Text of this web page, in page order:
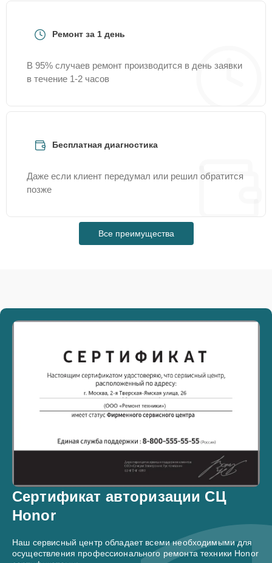
Ремонт за 1 день
В 95% случаев ремонт производится в день заявки
в течение 1-2 часов
Бесплатная диагностика
Даже если клиент передумал или решил обратится
позже
Все преимущества
Сертификат авторизации СЦ
Honor
Наш сервисный центр обладает всеми необходимыми для
осуществления профессионального ремонта техники Honor